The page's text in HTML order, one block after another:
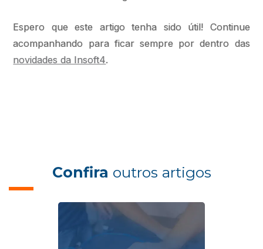
Espero que este artigo tenha sido útil! Continue
acompanhando para ficar sempre por dentro das
novidades da Insoft4.
Confira outros artigos